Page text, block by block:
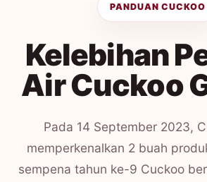
PANDUAN CUCKOO
Kelebihan
Air Cuckoo
Pada 14 September 2023,
memperkenalkan 2 buah
sempena tahun ke-9 Cuckoo